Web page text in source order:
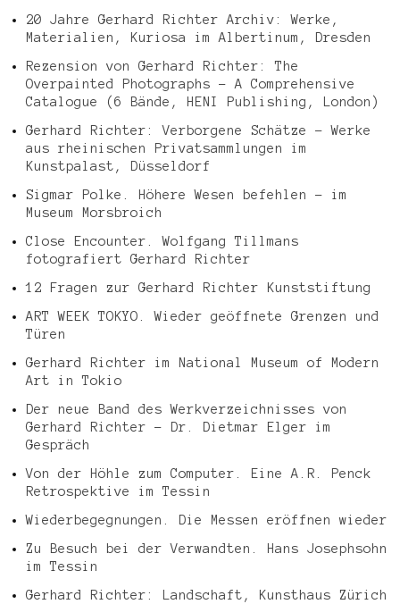
20 Jahre Gerhard Richter Archiv: Werke,
Materialien, Kuriosa im Albertinum, Dresden
Rezension von Gerhard Richter: The
Overpainted Photographs – A Comprehensive
Catalogue (6 Bände, HENI Publishing, London)
Gerhard Richter: Verborgene Schätze – Werke
aus rheinischen Privatsammlungen im
Kunstpalast, Düsseldorf
Sigmar Polke. Höhere Wesen befehlen – im
Museum Morsbroich
Close Encounter. Wolfgang Tillmans
fotografiert Gerhard Richter
12 Fragen zur Gerhard Richter Kunststiftung
ART WEEK TOKYO. Wieder geöffnete Grenzen und
Türen
Gerhard Richter im National Museum of Modern
Art in Tokio
Der neue Band des Werkverzeichnisses von
Gerhard Richter – Dr. Dietmar Elger im
Gespräch
Von der Höhle zum Computer. Eine A.R. Penck
Retrospektive im Tessin
Wiederbegegnungen. Die Messen eröffnen wieder
Zu Besuch bei der Verwandten. Hans Josephsohn
im Tessin
Gerhard Richter: Landschaft, Kunsthaus Zürich